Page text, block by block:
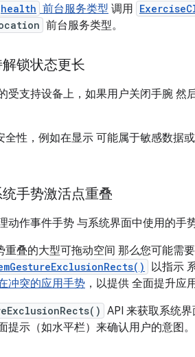
health 前台服务类型 调用
前台服务类型。
锁状态更长
受支持设备上，如果用户关闭手腕 然
性，例如在显示 可能属于敏感数据
手势激活点重叠
动作事件手势 与系统界面中使用的手
叠的大型可拖动空间 那么您可能需
以指示
冲突的应用手势 ，以提供 全面提升应
API 来获取系统
示（如水平栏）来确认用户的意图。